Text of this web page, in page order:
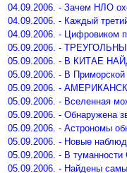
04.09.2006. - Зачем НЛО
04.09.2006. - Каждый
04.09.2006. - Цифровиком
05.09.2006. -
05.09.2006. - В КИТАЕ
05.09.2006. - В
05.09.2006. -
05.09.2006. - Вселенная
05.09.2006. - Обнаружена
05.09.2006. - Астрономы
05.09.2006. - Новые
05.09.2006. - В
05.09.2006. - Найдены